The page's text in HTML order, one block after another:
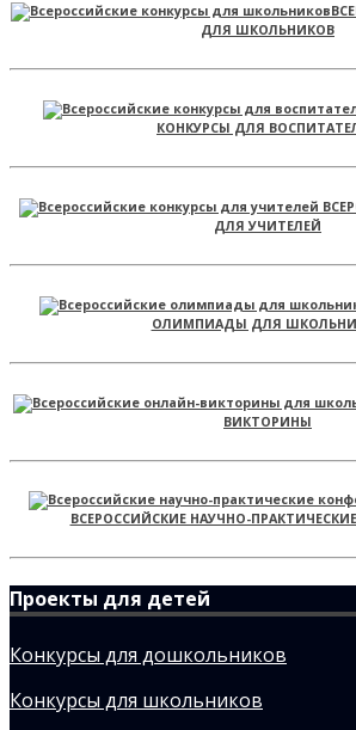
ДЛЯ ШКОЛЬНИКОВ
КОНКУРСЫ ДЛЯ
ДЛЯ УЧИТЕЛЕЙ
ОЛИМПИАДЫ ДЛЯ
ВИКТОРИНЫ
ВСЕРОССИЙСКИЕ НАУЧНО-
Проекты для детей
Конкурсы для дошкольников
Конкурсы для школьников